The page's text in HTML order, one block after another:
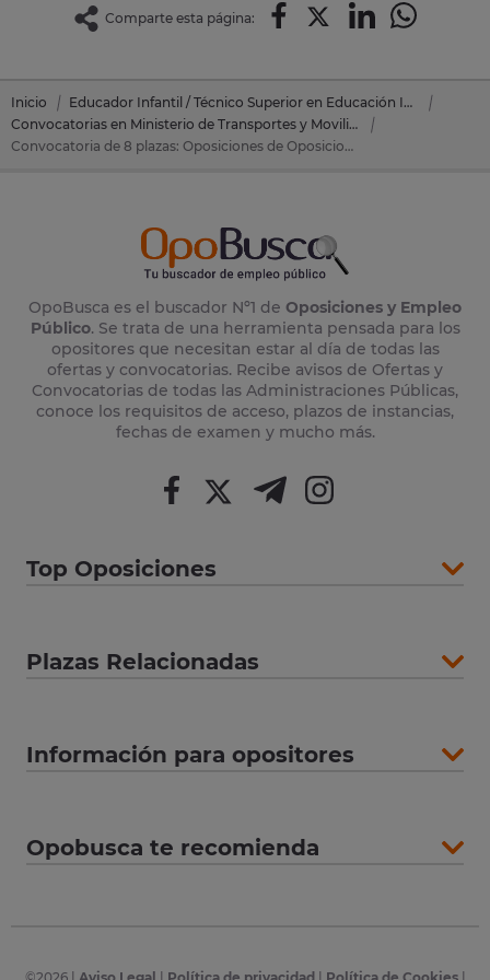
Comparte esta página:
Inicio
Educador Infantil / Técnico Superior en Educación Infantil
Convocatorias en Ministerio de Transportes y Movilidad Sostenible
Convocatoria de 8 plazas: Oposiciones de Oposiciones Educación Infantil en Ministerio de Transportes y Movilidad Sostenible
OpoBusca es el buscador Nº1 de Oposiciones y Empleo
Público. Se trata de una herramienta pensada para los
opositores que necesitan estar al día de todas las
ofertas y convocatorias. Recibe avisos de Ofertas y
Convocatorias de todas las Administraciones Públicas,
conoce los requisitos de acceso, plazos de instancias,
fechas de examen y mucho más.
Top Oposiciones
Plazas Relacionadas
Información para opositores
Opobusca te recomienda